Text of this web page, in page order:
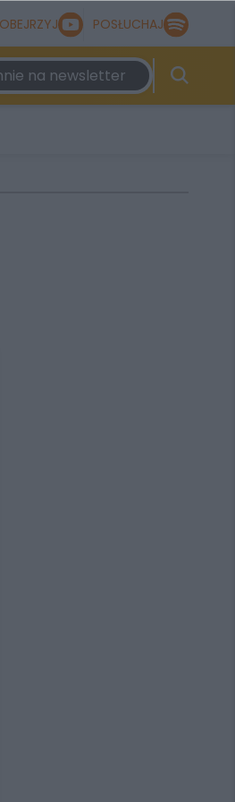
OBEJRZYJ POSŁUCHAJ
na newsletter